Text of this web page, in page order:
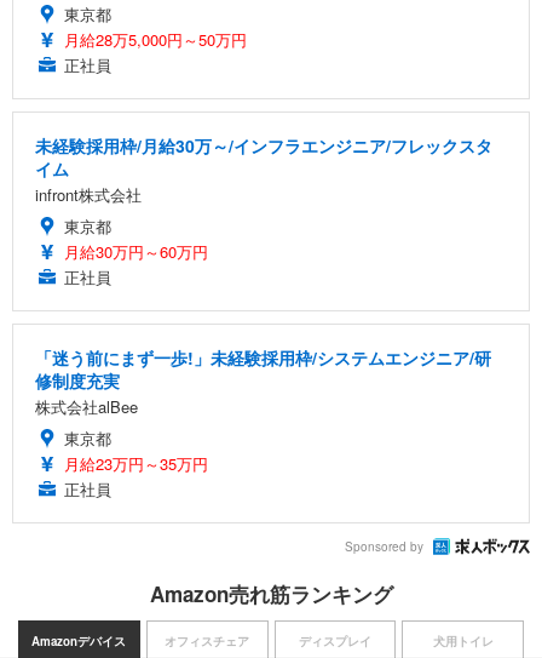
東京都
月給28万5,000円～50万円
正社員
未経験採用枠/月給30万～/インフラエンジニア/フレックスタ
イム
infront株式会社
東京都
月給30万円～60万円
正社員
「迷う前にまず一歩!」未経験採用枠/システムエンジニア/研
修制度充実
株式会社alBee
東京都
月給23万円～35万円
正社員
Sponsored by
Amazon売れ筋ランキング
Amazonデバイス オフィスチェア ディスプレイ 犬用トイレ